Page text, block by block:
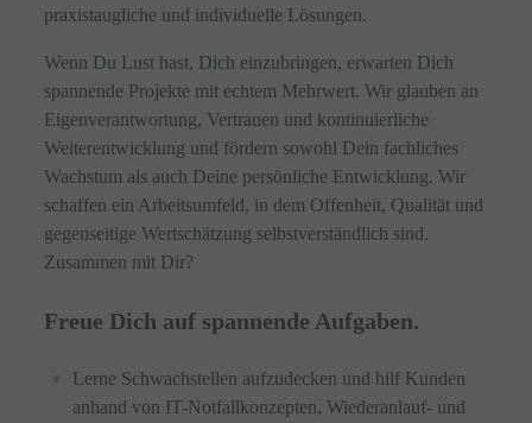
praxistaugliche und individuelle Lösungen.
Wenn Du Lust hast, Dich einzubringen, erwarten Dich
spannende Projekte mit echtem Mehrwert. Wir glauben an
Eigenverantwortung, Vertrauen und kontinuierliche
Weiterentwicklung und fördern sowohl Dein fachliches
Wachstum als auch Deine persönliche Entwicklung. Wir
schaffen ein Arbeitsumfeld, in dem Offenheit, Qualität und
gegenseitige Wertschätzung selbstverständlich sind.
Zusammen mit Dir?
Freue Dich auf spannende Aufgaben.
Lerne Schwachstellen aufzudecken und hilf Kunden
anhand von IT-Notfallkonzepten, Wiederanlauf- und